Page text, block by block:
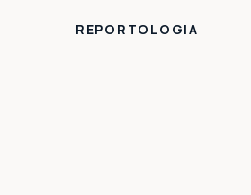
REPORTOLOGIA